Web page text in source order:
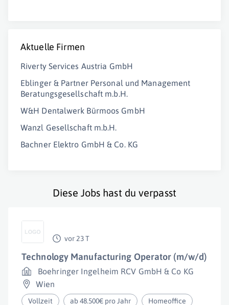
Aktuelle Firmen
Riverty Services Austria GmbH
Eblinger & Partner Personal und Management
Beratungsgesellschaft m.b.H.
W&H Dentalwerk Bürmoos GmbH
Wanzl Gesellschaft m.b.H.
Bachner Elektro GmbH & Co. KG
Diese Jobs hast du verpasst
vor 23 T
Technology Manufacturing Operator (m/w/d)
Boehringer Ingelheim RCV GmbH & Co KG
Wien
Vollzeit ab 48.500€ pro Jahr Homeoffice